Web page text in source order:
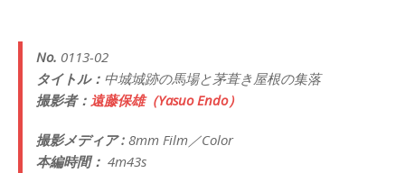
No. 0113-02
タイトル： 中城城跡の馬場と茅葺き屋根の集落
撮影者： 遠藤保雄（Yasuo Endo）
撮影メディア : 8mm Film／Color
本編時間： 4m43s